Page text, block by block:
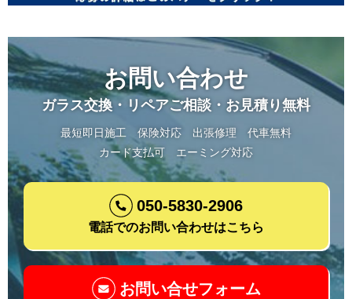
お問い合わせ
ガラス交換・リペアご相談・お見積り無料
最短即日施工 保険対応 出張修理
代車無料
カード支払可
エーミング対応
050-5830-2906
電話でのお問い合わせはこちら
お問い合せフォーム